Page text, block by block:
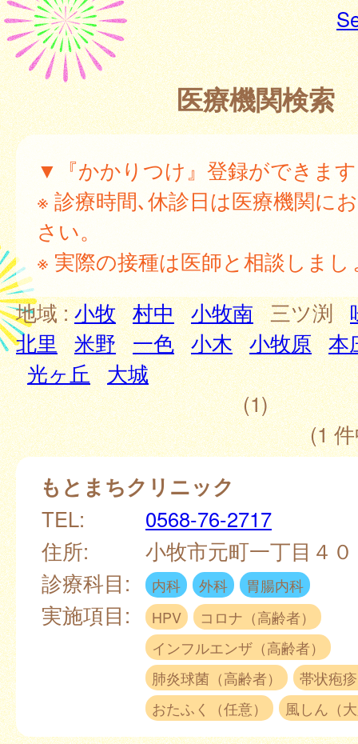
医療機関検索
▼『かかりつけ』登録ができま
※ 診療時間､休診日は医療機関に
さい。
※ 実際の接種は医師と相談しまし
地域 :小牧 村中 小牧南 三ツ渕
北里 米野 一色 小木 小牧原 本
光ヶ丘 大城
(1)
(1
もとまちクリニック
TEL:
0568-76-2717
住所:
小牧市元町一丁目４０
診療科目:
内科 外科 胃腸内科
実施項目: HPV
コロナ（高齢者）
インフルエンザ（高齢者）
肺炎球菌（高齢者）
帯状疱
おたふく（任意）
風しん（